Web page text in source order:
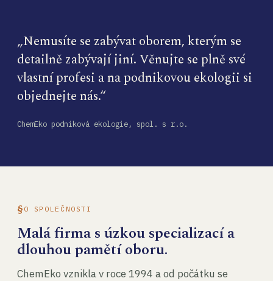
„Nemusíte se zabývat oborem, kterým se
detailně zabývají jiní. Věnujte se plně své
vlastní profesi a na podnikovou ekologii si
objednejte nás.“
ChemEko podniková ekologie, spol. s r.o.
O SPOLEČNOSTI
Malá firma s úzkou specializací a
dlouhou pamětí oboru.
ChemEko vznikla v roce 1994 a od počátku se